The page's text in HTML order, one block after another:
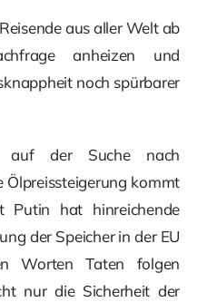
aus aller Welt ab
anheizen und
noch spürbarer
auf der Suche nach
Ölpreissteigerung kommt
Putin hat hinreichende
der Speicher in der EU
Worten Taten folgen
nur die Sicherheit der